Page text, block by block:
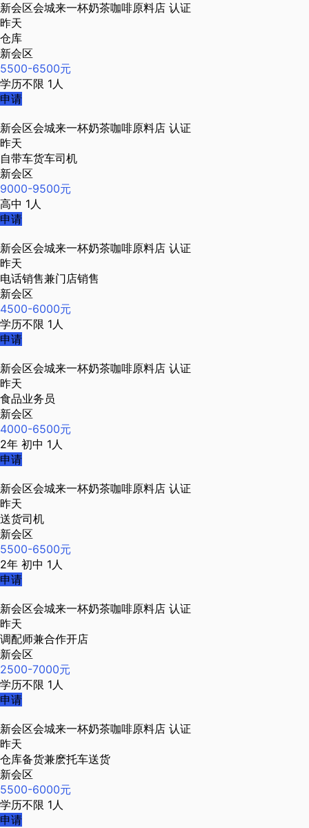
新会区会城来一杯奶茶咖啡原料店 认证
昨天
仓库
新会区
5500-6500元
学历不限 1人
申请
新会区会城来一杯奶茶咖啡原料店 认证
昨天
自带车货车司机
新会区
9000-9500元
高中 1人
申请
新会区会城来一杯奶茶咖啡原料店 认证
昨天
电话销售兼门店销售
新会区
4500-6000元
学历不限 1人
申请
新会区会城来一杯奶茶咖啡原料店 认证
昨天
食品业务员
新会区
4000-6500元
2年 初中 1人
申请
新会区会城来一杯奶茶咖啡原料店 认证
昨天
送货司机
新会区
5500-6500元
2年 初中 1人
申请
新会区会城来一杯奶茶咖啡原料店 认证
昨天
调配师兼合作开店
新会区
2500-7000元
学历不限 1人
申请
新会区会城来一杯奶茶咖啡原料店 认证
昨天
仓库备货兼麽托车送货
新会区
5500-6000元
学历不限 1人
申请